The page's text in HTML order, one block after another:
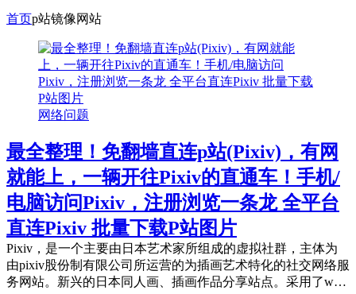
首页p站镜像网站
网络问题
最全整理！免翻墙直连p站(Pixiv)，有网
就能上，一辆开往Pixiv的直通车！手机/
电脑访问Pixiv，注册浏览一条龙 全平台
直连Pixiv 批量下载P站图片
Pixiv，是一个主要由日本艺术家所组成的虚拟社群，主体为
由pixiv股份制有限公司所运营的为插画艺术特化的社交网络服
务网站。新兴的日本同人画、插画作品分享站点。采用了web